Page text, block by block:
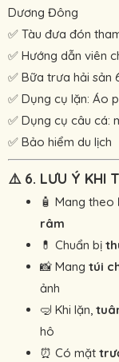
Dương Đông
✅ Tàu đưa đón
✅ Hướng dẫn viên
✅ Bữa trưa hải sản
✅ Dụng cụ lặn: Áo
✅ Dụng cụ câu cá:
✅ Bảo hiểm du lịch
⚠️ 6. LƯU Ý KHI
🧴 Mang theo
râm
💊 Chuẩn bị
📸 Mang túi
ảnh
🤿 Khi lặn,
hô
⏰ Có mặt